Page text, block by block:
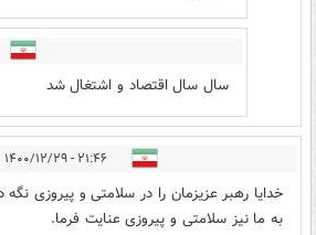
سال سال اقتصاد و اشتغال شد
۲۱:۴۶ - ۱۴۰۰/۱۲/۲۹
خدایا رهبر عزیزمان را در سلامتی و پیروزی
به ما نیز سلامتی و پیروزی عنایت فرما.